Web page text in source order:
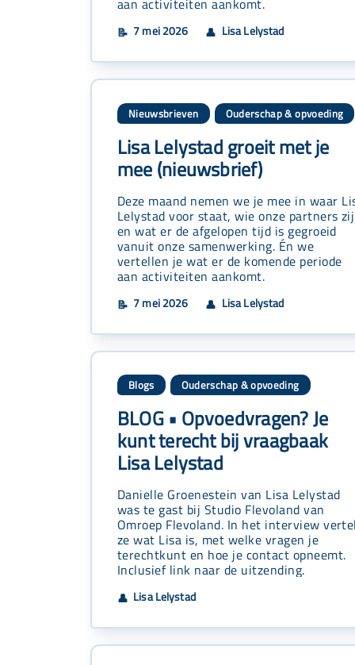
📝 7 mei 2026 👤 Lisa Lelystad
Nieuwsbrieven Ouderschap & opvoeding
Lisa Lelystad groeit met je
mee (nieuwsbrief)
Deze maand nemen we je mee in waar
Lelystad voor staat, wie onze partners
en wat er de afgelopen tijd is gegroeid
vanuit onze samenwerking. Én we
vertellen je wat er de komende periode
aan activiteiten aankomt.
📝 7 mei 2026 👤 Lisa Lelystad
Blogs Ouderschap & opvoeding
BLOG • Opvoedvragen? Je
kunt terecht bij vraagbaak
Lisa Lelystad
Danielle Groenestein van Lisa Lelystad
was te gast bij Studio Flevoland van
Omroep Flevoland. In het interview
ze wat Lisa is, met welke vragen je
terechtkunt en hoe je contact opneemt.
Inclusief link naar de uitzending.
👤 Lisa Lelystad